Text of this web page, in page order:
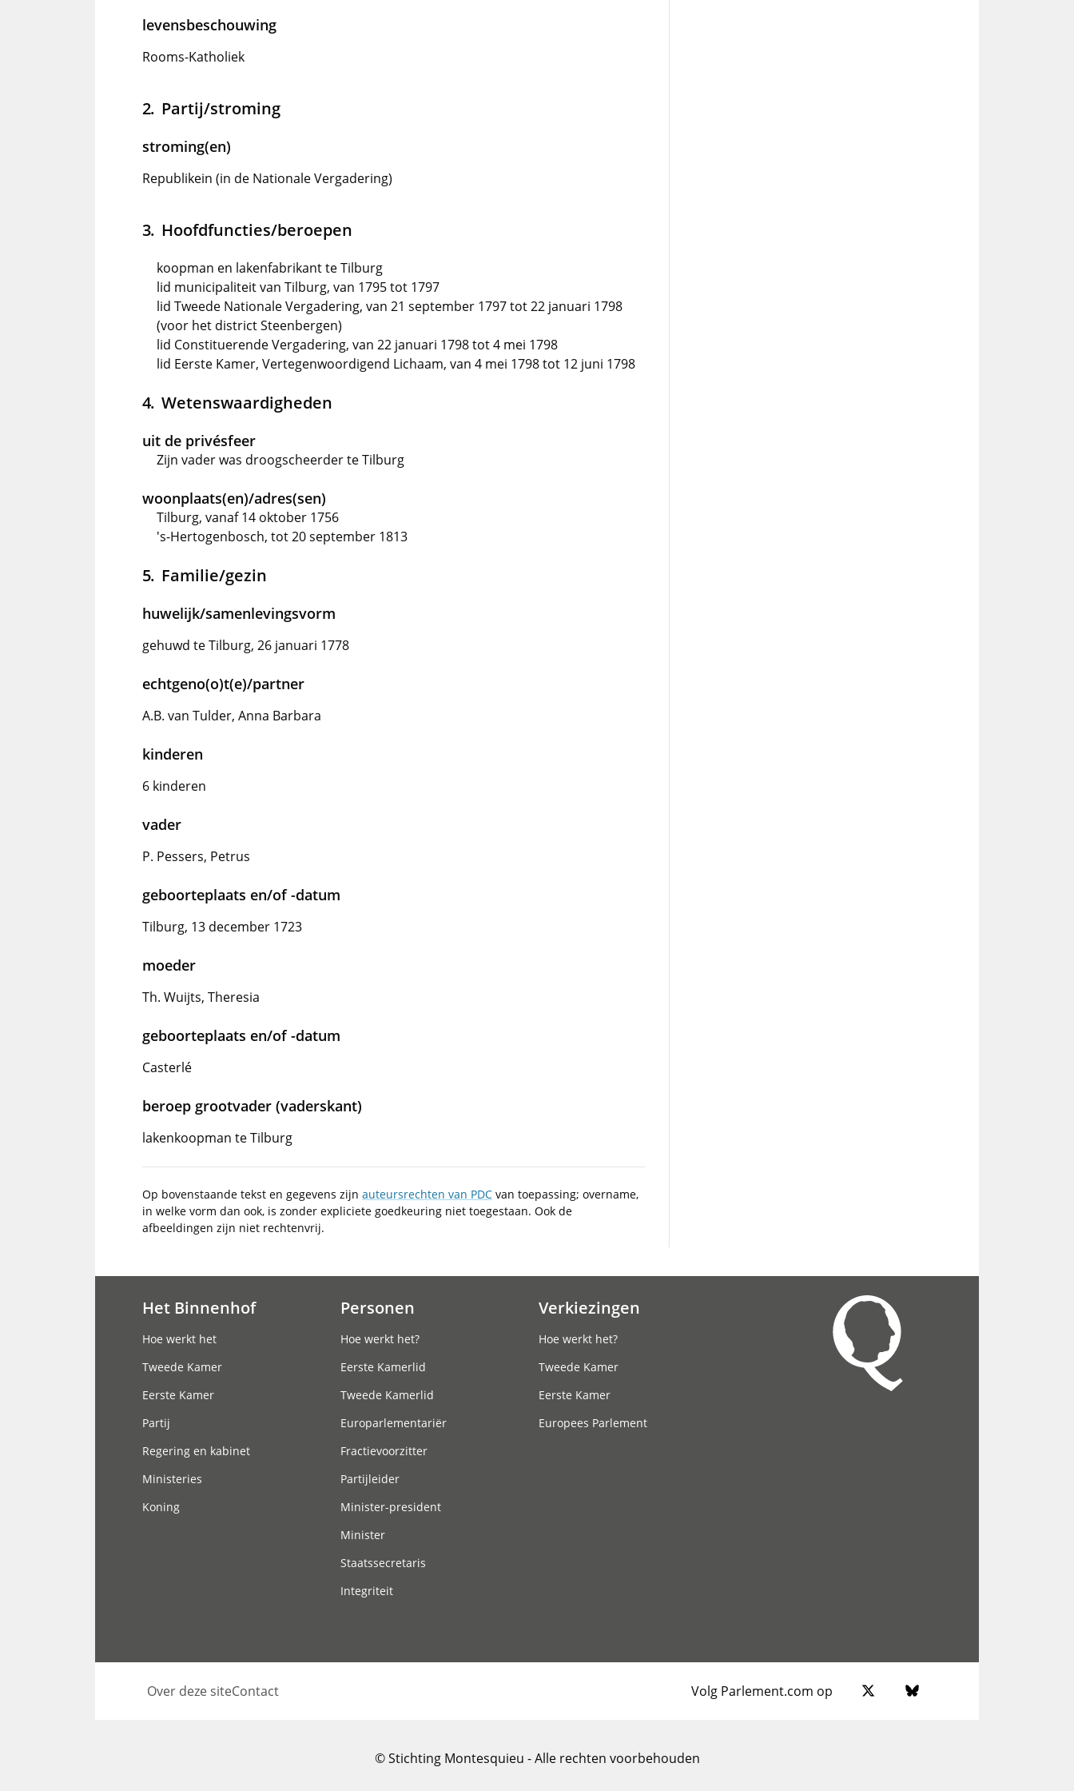
levensbeschouwing
Rooms-Katholiek
Partij/stroming
stroming(en)
Republikein (in de Nationale Vergadering)
Hoofdfuncties/beroepen
koopman en lakenfabrikant te Tilburg
lid municipaliteit van Tilburg, van 1795 tot 1797
lid Tweede Nationale Vergadering, van 21 september 1797 tot 22 januari 1798
(voor het district Steenbergen)
lid Constituerende Vergadering, van 22 januari 1798 tot 4 mei 1798
lid Eerste Kamer, Vertegenwoordigend Lichaam, van 4 mei 1798 tot 12 juni 1798
Wetenswaardigheden
uit de privésfeer
Zijn vader was droogscheerder te Tilburg
woonplaats(en)/adres(sen)
Tilburg, vanaf 14 oktober 1756
's-Hertogenbosch, tot 20 september 1813
Familie/gezin
huwelijk/samenlevingsvorm
gehuwd te Tilburg, 26 januari 1778
echtgeno(o)t(e)/partner
A.B. van Tulder, Anna Barbara
kinderen
6 kinderen
vader
P. Pessers, Petrus
geboorteplaats en/of -datum
Tilburg, 13 december 1723
moeder
Th. Wuijts, Theresia
geboorteplaats en/of -datum
Casterlé
beroep grootvader (vaderskant)
lakenkoopman te Tilburg
Op bovenstaande tekst en gegevens zijn auteursrechten van PDC van toepassing; overname,
in welke vorm dan ook, is zonder expliciete goedkeuring niet toegestaan. Ook de
afbeeldingen zijn niet rechtenvrij.
Het Binnenhof
Hoe werkt het
Tweede Kamer
Eerste Kamer
Partij
Regering en kabinet
Ministeries
Koning
Personen
Hoe werkt het?
Eerste Kamerlid
Tweede Kamerlid
Europarlementariër
Fractievoorzitter
Partijleider
Minister-president
Minister
Staatssecretaris
Integriteit
Verkiezingen
Hoe werkt het?
Tweede Kamer
Eerste Kamer
Europees Parlement
Over deze siteContact Volg Parlement.com op
© Stichting Montesquieu - Alle rechten voorbehouden